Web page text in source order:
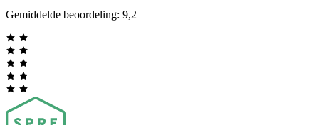
Gemiddelde beoordeling: 9,2